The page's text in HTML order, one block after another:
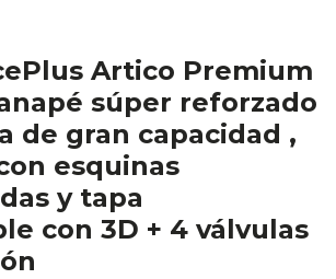
Artico Premium
súper reforzado
de gran capacidad ,
esquinas
y tapa
con 3D + 4 válvulas